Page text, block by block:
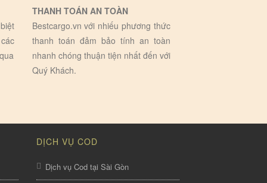
THANH TOÁN AN TOÀN
Bestcargo.vn với nhiếu phương thức
thanh toán đảm bảo tính an toàn
nhanh chóng thuận tiện nhất đến với
Quý Khách.
DỊCH VỤ COD
Dịch vụ Cod tại Sài Gòn